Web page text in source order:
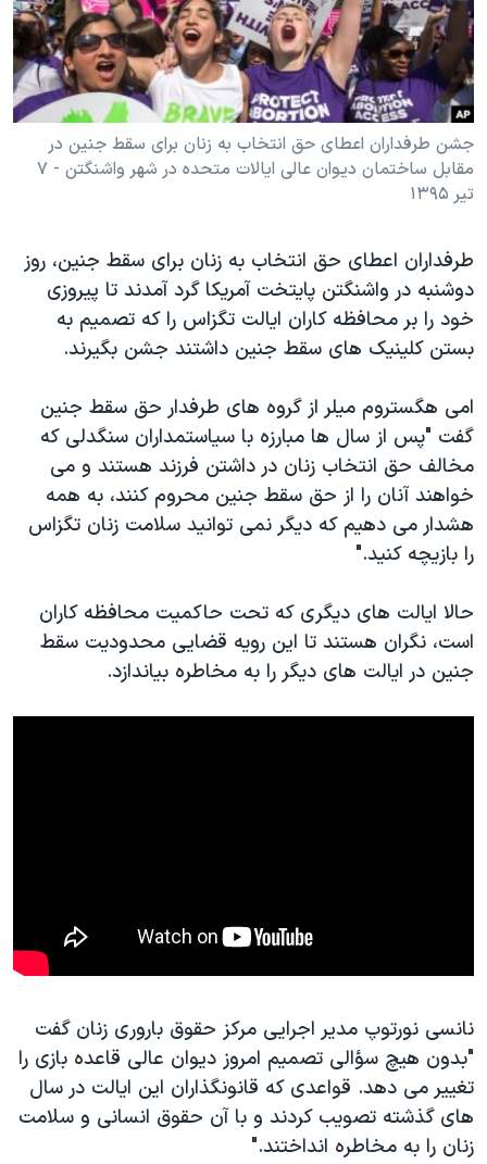
فرهنگ و زندگی
حقوق شهروندی
اقتصادی
علم و فناوری
اسرائیل در جنگ
آرشیو پخش زنده
مستندها
انتخابات ریاست جمهوری آمریکا ۲۰۲۴
حمله جمهوری اسلامی به اسرائیل
رمز مهسا
ورزش زنان در ایران
مجموعه مستندهای دادخواهی
تریبونال مردمی آبان ۹۸
دادگاه حمید نوری
قانون شفافیت دارائی کادر رهبری ایران
اعتراضات مردمی آبان ۹۸
اسرائیل در جنگ
نرگس محمدی برنده جایزه نوبل صلح
همایش محافظه‌کاران آمریکا «سی‌پک»
صفحه‌های ویژه
سفر پرزیدنت ترامپ به چین
دنبال کنید
زبانهای مختلف
جشن طرفداران اعطای حق انتخاب به زنان برای سقط جنین در
مقابل ساختمان دیوان عالی ایالات متحده در شهر واشنگتن - ۷
تیر ۱۳۹۵
طرفداران اعطای حق انتخاب به زنان برای سقط جنین، روز
دوشنبه در واشنگتن پایتخت آمریکا گرد آمدند تا پیروزی
خود را بر محافظه کاران ایالت تگزاس را که تصمیم به
بستن کلینیک های سقط جنین داشتند جشن بگیرند.
امی هگستروم میلر از گروه های طرفدار حق سقط جنین
گفت "پس از سال ها مبارزه با سیاستمداران سنگدلی که
مخالف حق انتخاب زنان در داشتن فرزند هستند و می
خواهند آنان را از حق سقط جنین محروم کنند، به همه
هشدار می دهیم که دیگر نمی توانید سلامت زنان تگزاس
را بازیچه کنید."
حالا ایالت های دیگری که تحت حاکمیت محافظه کاران
است، نگران هستند تا این رویه قضایی محدودیت سقط
جنین در ایالت های دیگر را به مخاطره بیاندازد.
نانسی نورتوپ مدیر اجرایی مرکز حقوق باروری زنان گفت
"بدون هیچ سؤالی تصمیم امروز دیوان عالی قاعده بازی را
تغییر می دهد. قواعدی که قانونگذاران این ایالت در سال
های گذشته تصویب کردند و با آن حقوق انسانی و سلامت
زنان را به مخاطره انداختند."